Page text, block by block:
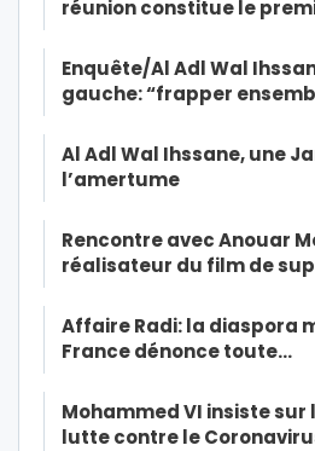
réunion constitue le
Enquête/Al Adl Wal
gauche: “frapper
Al Adl Wal Ihssane, une
l’amertume
Rencontre avec Anouar
réalisateur du film de
Affaire Radi: la diaspora
France dénonce toute…
Mohammed VI insiste sur
lutte contre le